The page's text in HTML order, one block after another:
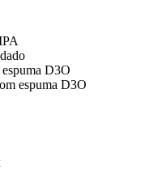
D3O
espuma D3O